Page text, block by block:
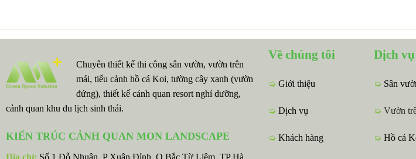
Chuyên thiết kế thi công sân vườn, vườn trên
mái, tiểu cảnh hồ cá Koi, tường cây xanh (vườn
đứng), thiết kế cảnh quan resort nghỉ dưỡng,
cảnh quan khu du lịch sinh thái.
KIẾN TRÚC CẢNH QUAN MON LANDSCAPE
Địa chỉ: Số 1 Đỗ Nhuận, P Xuân Đỉnh, Q Bắc Từ Liêm, TP Hà
Về chúng tôi
➭ Giới thiệu
➭ Dịch vụ
➭ Khách hàng
Dịch
➭ Sân
➭ Vườn
➭ Hồ cá